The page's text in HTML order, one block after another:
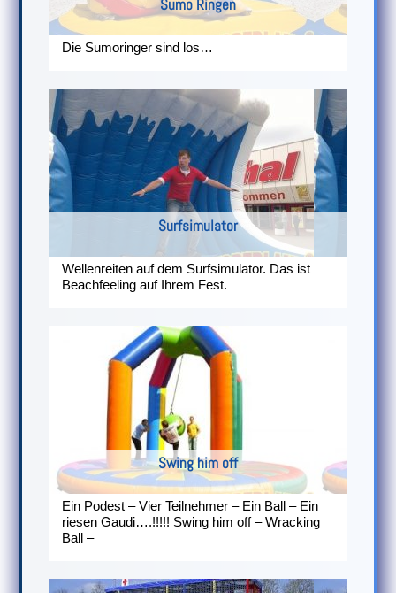
Sumo Ringen
Die Sumoringer sind los…
Surfsimulator
Wellenreiten auf dem Surfsimulator. Das ist
Beachfeeling auf Ihrem Fest.
Swing him off
Ein Podest – Vier Teilnehmer – Ein Ball – Ein
riesen Gaudi….!!!!! Swing him off – Wracking
Ball –